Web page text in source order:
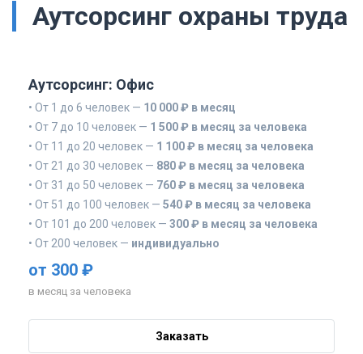
Аутсорсинг охраны труда
Аутсорсинг: Офис
• От 1 до 6 человек — 10 000 ₽ в месяц
• От 7 до 10 человек — 1 500 ₽ в месяц за человека
• От 11 до 20 человек — 1 100 ₽ в месяц за человека
• От 21 до 30 человек — 880 ₽ в месяц за человека
• От 31 до 50 человек — 760 ₽ в месяц за человека
• От 51 до 100 человек — 540 ₽ в месяц за человека
• От 101 до 200 человек — 300 ₽ в месяц за человека
• От 200 человек — индивидуально
от 300 ₽
в месяц за человека
Заказать